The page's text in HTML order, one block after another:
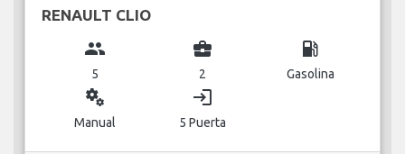
RENAULT CLIO
group
5
business_center
2
local_gas_station
Gasolina
miscellaneous_services
Manual
login
5 Puerta